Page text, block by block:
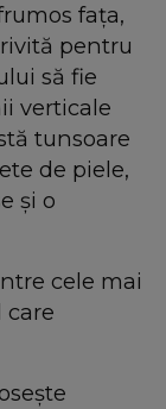
fața,
pentru
să fie
verticale
tunsoare
de piele,
și o
cele mai
care